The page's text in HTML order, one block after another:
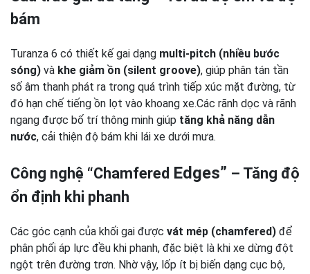
bám
Turanza 6 có thiết kế gai dạng multi-pitch (nhiều bước
sóng) và khe giảm ồn (silent groove), giúp phân tán tần
số âm thanh phát ra trong quá trình tiếp xúc mặt đường, từ
đó hạn chế tiếng ồn lọt vào khoang xe.Các rãnh dọc và rãnh
ngang được bố trí thông minh giúp tăng khả năng dẫn
nước, cải thiện độ bám khi lái xe dưới mưa.
Công nghệ “Chamfered Edges” – Tăng độ
ổn định khi phanh
Các góc cạnh của khối gai được vát mép (chamfered) để
phân phối áp lực đều khi phanh, đặc biệt là khi xe dừng đột
ngột trên đường trơn. Nhờ vậy, lốp ít bị biến dạng cục bộ,